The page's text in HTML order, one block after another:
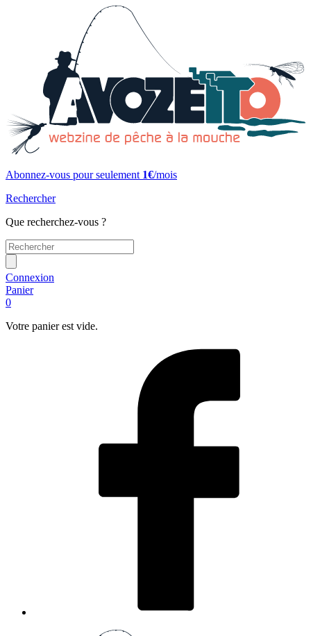
Abonnez-vous pour seulement 1€/mois
Rechercher
Que recherchez-vous ?
Connexion
Panier
0
Votre panier est vide.